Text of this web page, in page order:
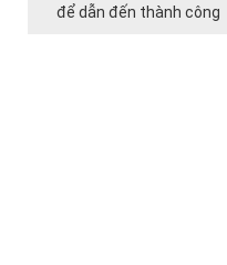
để dẫn đến thành công